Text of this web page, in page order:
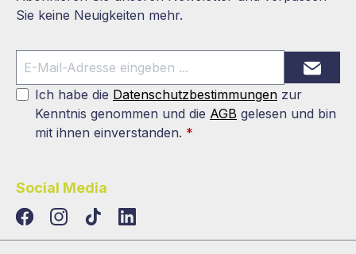
Sie keine Neuigkeiten mehr.
Ich habe die Datenschutzbestimmungen zur
Kenntnis genommen und die AGB gelesen und bin
mit ihnen einverstanden. *
Social Media
TikTokLinkedIn